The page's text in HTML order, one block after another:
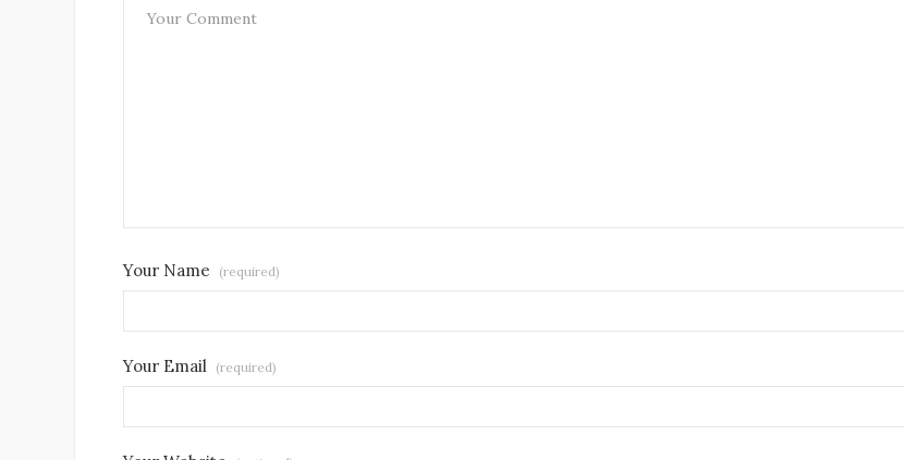
Your Name (required)
Your Email (required)